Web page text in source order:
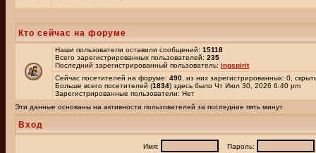
Кто сейчас на форуме
Наши пользователи оставили сообщений: 15118
Всего зарегистрированных пользователей: 235
Последний зарегистрированный пользователь: ingspirit
Сейчас посетителей на форуме: 490 , из них зарегистрированных: 0,
Больше всего посетителей (1834) здесь было Чт Июл 30, 2026 6:40 pm
Зарегистрированные пользователи: Нет
Эти данные основаны на активности пользователей за последние пять минут
Вход
Имя: Пароль: